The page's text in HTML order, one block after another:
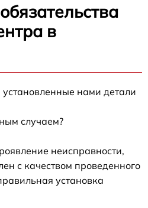
в
установленные нами детали
случаем?
неисправности,
с качеством проведенного
установка